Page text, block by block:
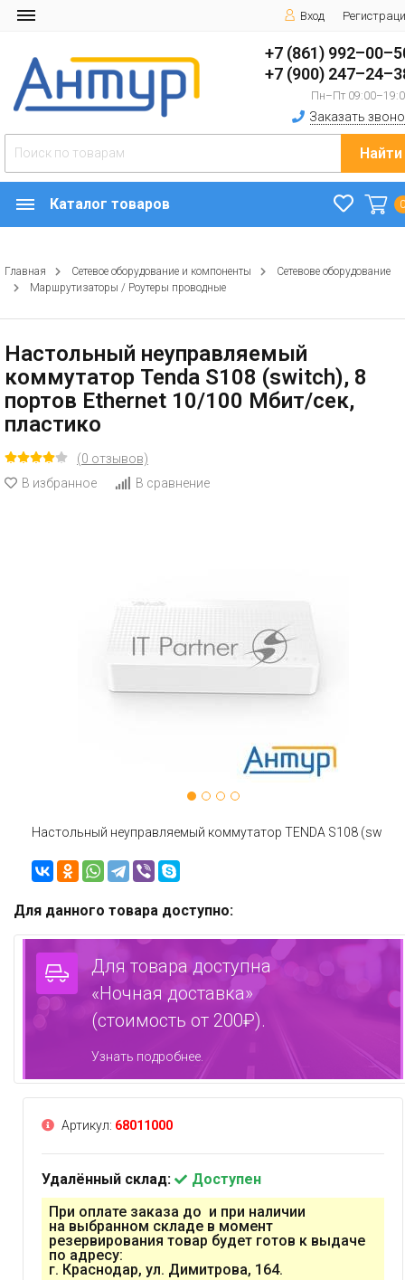
Вход
+7 (861)
+7 (900)
Пн–Пт
Заказать
Найти
Каталог товаров
Главная Сетевое оборудование и компоненты
Сетевове оборудование
Маршрутизаторы / Роутеры проводные
Настольный неуправляемый
коммутатор Tenda S108 (switch), 8
портов Ethernet 10/100 Мбит/сек,
пластико
(0 отзывов)
В избранное
В сравнение
Настольный неуправляемый коммутатор TENDA S108 (sw
Для данного товара доступно:
Для товара доступна
«Ночная доставка»
(стоимость от 200₽).
Узнать подробнее.
Артикул: 68011000
Удалённый склад:
Доступен
При оплате заказа до и при наличии
на выбранном складе в момент
резервирования товар будет готов к выдаче
по адресу:
г. Краснодар, ул. Димитрова, 164.